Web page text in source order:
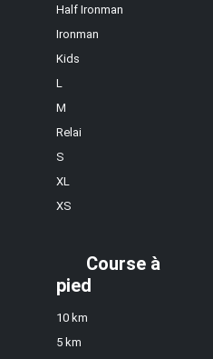
Half Ironman
Ironman
Kids
L
M
Relai
S
XL
XS
Course à
pied
10 km
5 km